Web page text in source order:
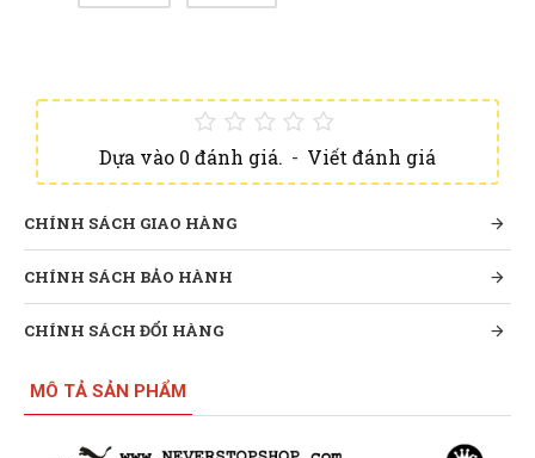
Dựa vào 0 đánh giá. - Viết đánh giá
CHÍNH SÁCH GIAO HÀNG
CHÍNH SÁCH BẢO HÀNH
CHÍNH SÁCH ĐỔI HÀNG
MÔ TẢ SẢN PHẨM